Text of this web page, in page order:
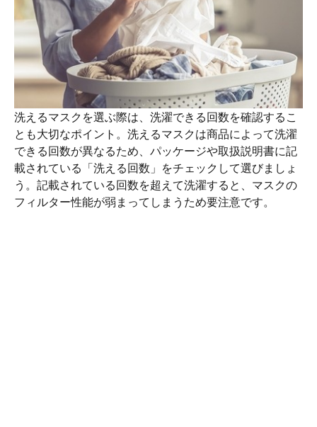
洗えるマスクを選ぶ際は、洗濯できる回数を確認するこ
とも大切なポイント。洗えるマスクは商品によって洗濯
できる回数が異なるため、パッケージや取扱説明書に記
載されている「洗える回数」をチェックして選びましょ
う。記載されている回数を超えて洗濯すると、マスクの
フィルター性能が弱まってしまうため要注意です。